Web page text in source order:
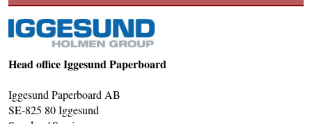
HEMSIDA
KONTAKTA OSS
Head office Iggesund Paperboard
Iggesund Paperboard AB
SE-825 80 Iggesund